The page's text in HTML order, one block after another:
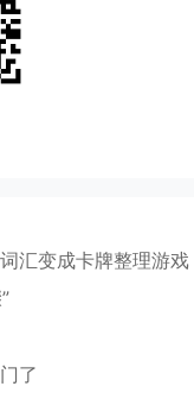
汇变成卡牌整理游戏
了